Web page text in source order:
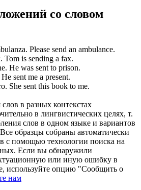
со словом
Please send an ambulance.
Tom is sending a fax.
He was sent to prison.
He sent me a present.
She sent this book to me.
в разных контекстах
в лингвистических целях, т.
слов в одном языке и вариантов
образцы собраны автоматически
с помощью технологии поиска на
Если вы обнаружили
или иную ошибку в
используйте опцию "Сообщить о
нам